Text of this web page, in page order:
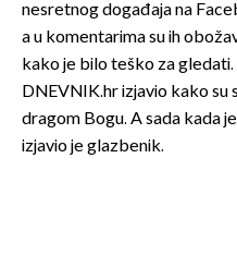
nesretnog događaja na
a u komentarima su ih
kako je bilo teško za
DNEVNIK.hr izjavio kako su
dragom Bogu. A sada kada
izjavio je glazbenik.